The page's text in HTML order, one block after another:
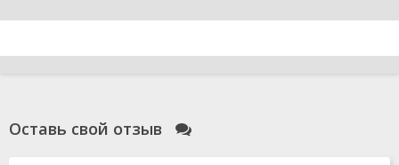
Оставь свой отзыв